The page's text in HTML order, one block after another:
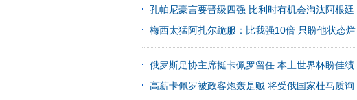
孔帕尼豪言要晋级四强 比利时有机会淘汰阿根廷
梅西太猛阿扎尔跪服：比我强10倍 只盼他状态烂
俄罗斯足协主席挺卡佩罗留任 本土世界杯盼佳绩
高薪卡佩罗被政客炮轰是贼 将受俄国家杜马质询